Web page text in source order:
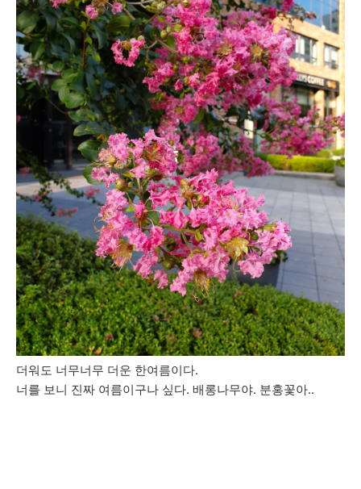
더워도 너무너무 더운 한여름이다.
너를 보니 진짜 여름이구나 싶다. 배롱나무야. 분홍꽃아..